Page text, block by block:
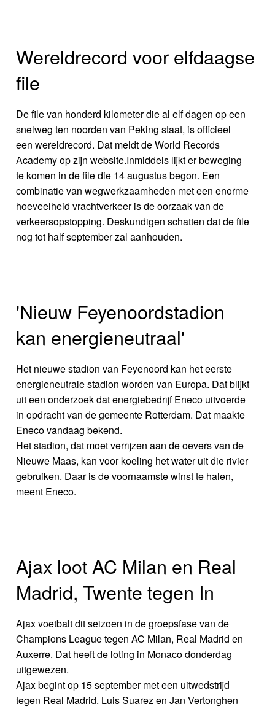
Wereldrecord voor elfdaagse
file
De file van honderd kilometer die al elf dagen op een
snelweg ten noorden van Peking staat, is officieel
een wereldrecord. Dat meldt de World Records
Academy op zijn website.Inmiddels lijkt er beweging
te komen in de file die 14 augustus begon. Een
combinatie van wegwerkzaamheden met een enorme
hoeveelheid vrachtverkeer is de oorzaak van de
verkeersopstopping. Deskundigen schatten dat de file
nog tot half september zal aanhouden.
'Nieuw Feyenoordstadion
kan energieneutraal'
Het nieuwe stadion van Feyenoord kan het eerste
energieneutrale stadion worden van Europa. Dat blijkt
uit een onderzoek dat energiebedrijf Eneco uitvoerde
in opdracht van de gemeente Rotterdam. Dat maakte
Eneco vandaag bekend.
Het stadion, dat moet verrijzen aan de oevers van de
Nieuwe Maas, kan voor koeling het water uit die rivier
gebruiken. Daar is de voornaamste winst te halen,
meent Eneco.
Ajax loot AC Milan en Real
Madrid, Twente tegen In
Ajax voetbalt dit seizoen in de groepsfase van de
Champions League tegen AC Milan, Real Madrid en
Auxerre. Dat heeft de loting in Monaco donderdag
uitgewezen.
Ajax begint op 15 september met een uitwedstrijd
tegen Real Madrid. Luis Suarez en Jan Vertonghen